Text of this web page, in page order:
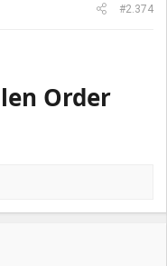
#2.374
Order